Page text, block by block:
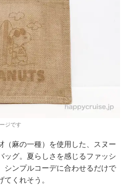
ジです
（麻の一種）を使用した、スヌー
ッグ。夏らしさを感じるファッシ
シンプルコーデに合わせるだけで
てくれそう。